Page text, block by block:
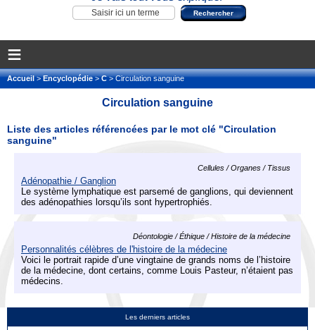
≡
Accueil>Encyclopédie>C> Circulation sanguine
Les derniers articles
Circulation sanguine
Liste des articles référencées par le mot clé "Circulation
sanguine"
Cellules / Organes / Tissus
Adénopathie / Ganglion
Le système lymphatique est parsemé de ganglions, qui deviennent
des adénopathies lorsqu’ils sont hypertrophiés.
Déontologie / Éthique / Histoire de la médecine
Personnalités célèbres de l'histoire de la médecine
Voici le portrait rapide d’une vingtaine de grands noms de l’histoire
de la médecine, dont certains, comme Louis Pasteur, n’étaient pas
médecins.